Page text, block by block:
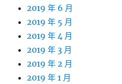
2019 年 6 月
2019 年 5 月
2019 年 4 月
2019 年 3 月
2019 年 2 月
2019 年 1 月